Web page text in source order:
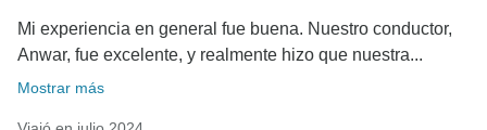
Mi experiencia en general fue buena. Nuestro conductor,
Anwar, fue excelente, y realmente hizo que nuestra...
Mostrar más